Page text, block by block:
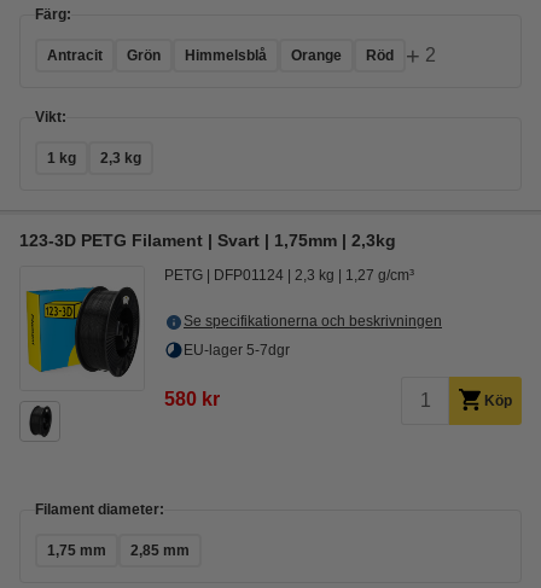
Färg:
Antracit Grön Himmelsblå Orange Röd + 2
Vikt:
1 kg 2,3 kg
123-3D PETG Filament | Svart | 1,75mm | 2,3kg
PETG DFP01124 2,3 kg 1,27 g/cm³
Se specifikationerna och beskrivningen
EU-lager 5-7dgr
580 kr Köp
Filament diameter:
1,75 mm 2,85 mm